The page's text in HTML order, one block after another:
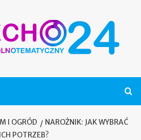
I OGRÓD
NAROŻNIK: JAK WYBRAĆ
POTRZEB?